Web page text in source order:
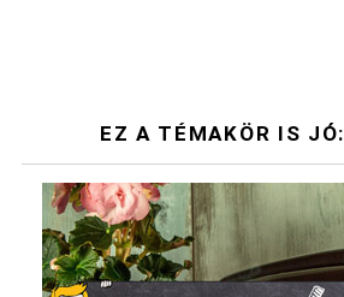
EZ A TÉMAKÖR IS JÓ: